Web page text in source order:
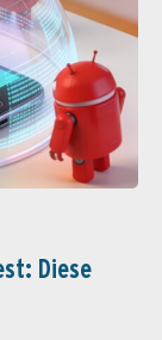
Diese